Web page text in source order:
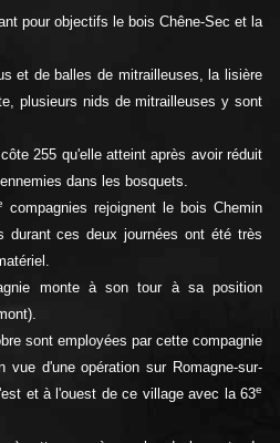
pour objectifs le bois Chêne-Sec et la
et de balles de mitrailleuses, la lisière
plusieurs nids de mitrailleuses y sont
255 qu'elle atteint après avoir réduit
dans les bosquets.
compagnies rejoignent le bois Chemin
durant ces deux journées ont été très
monte à son tour à sa position
sont employées par cette compagnie
vue d'une opération sur Romagne-sur-
et à l'ouest de ce village avec la 63e